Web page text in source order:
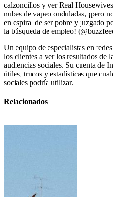
calzoncillos y ver Real
nubes de vapeo onduladas, ¡pero
en espiral de ser pobre y juzgado
la búsqueda de empleo!
Un equipo de especialistas en
los clientes a ver los resultados de
audiencias sociales. Su cuenta de
útiles, trucos y estadísticas que
sociales podría utilizar.
Relacionados